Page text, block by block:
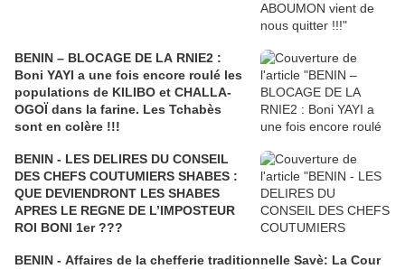
BENIN – BLOCAGE DE LA RNIE2 :
Boni YAYI a une fois encore roulé les
populations de KILIBO et CHALLA-
OGOÏ dans la farine. Les Tchabès
sont en colère !!!
BENIN - LES DELIRES DU CONSEIL
DES CHEFS COUTUMIERS SHABES :
QUE DEVIENDRONT LES SHABES
APRES LE REGNE DE L’IMPOSTEUR
ROI BONI 1er ???
BENIN - Affaires de la chefferie traditionnelle Savè: La Cour